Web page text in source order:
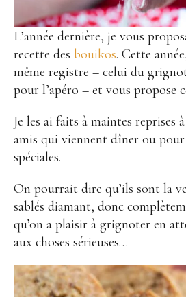
L’année dernière, je vous
recette des bouikos. Cette
même registre – celui du
pour l’apéro – et vous propose
Je les ai faits à maintes reprises
amis qui viennent dîner ou pour
spéciales.
On pourrait dire qu’ils sont la
sablés diamant, donc
qu’on a plaisir à grignoter en
aux choses sérieuses…